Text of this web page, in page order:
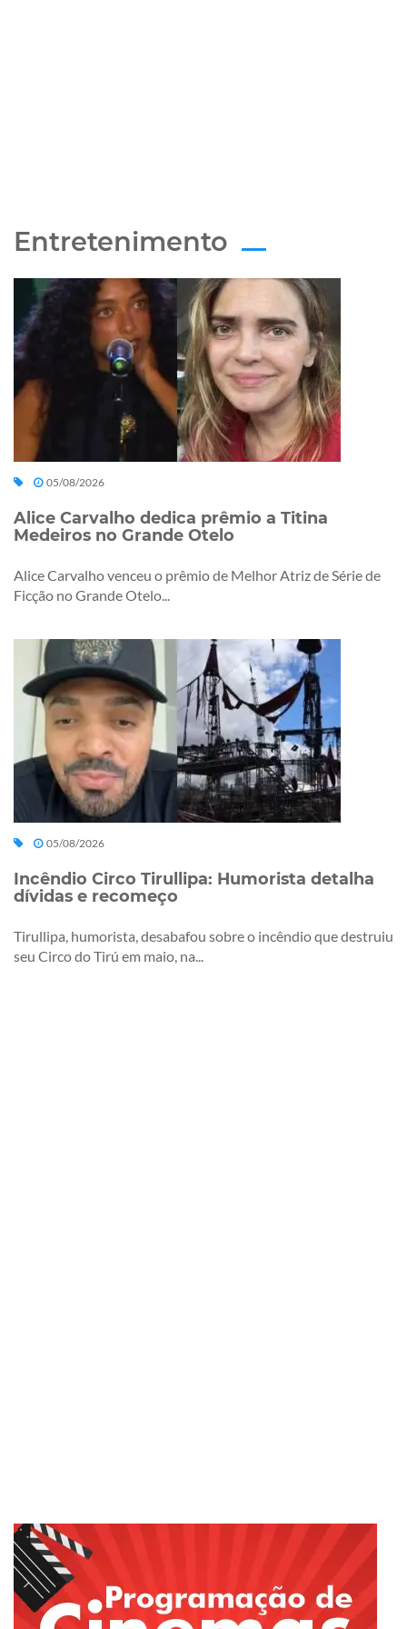
Entretenimento
05/08/2026
Alice Carvalho dedica prêmio a Titina
Medeiros no Grande Otelo
Alice Carvalho venceu o prêmio de Melhor Atriz de Série de
Ficção no Grande Otelo...
05/08/2026
Incêndio Circo Tirullipa: Humorista detalha
dívidas e recomeço
Tirullipa, humorista, desabafou sobre o incêndio que destruiu
seu Circo do Tirú em maio, na...